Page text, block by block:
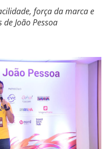
força da marca e
João Pessoa